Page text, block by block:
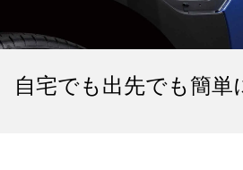
自宅でも出先でも簡単